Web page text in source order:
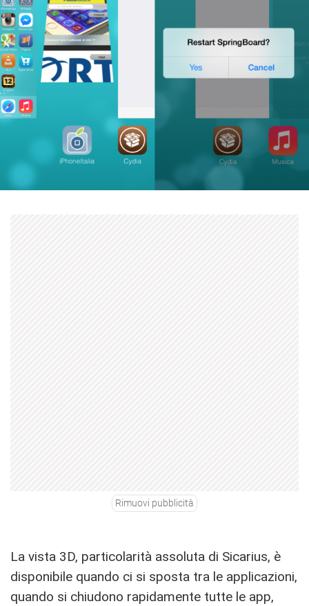
Rimuovi pubblicità
La vista 3D, particolarità assoluta di Sicarius, è
disponibile quando ci si sposta tra le applicazioni,
quando si chiudono rapidamente tutte le app,